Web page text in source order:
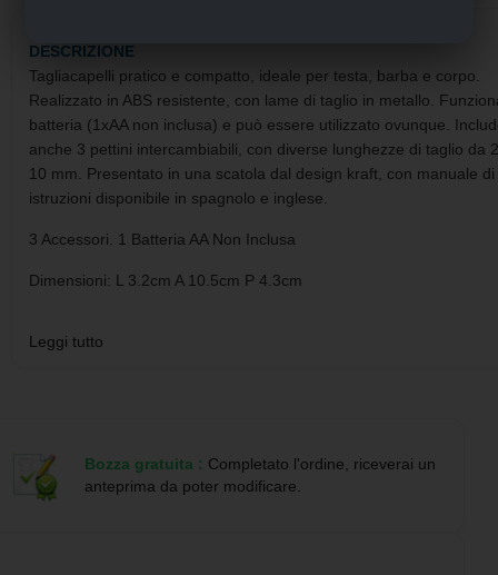
DESCRIZIONE
Tagliacapelli pratico e compatto, ideale per testa, barba e corpo.
Realizzato in ABS resistente, con lame di taglio in metallo.
batteria (1xAA non inclusa) e può essere utilizzato ovunque.
anche 3 pettini intercambiabili, con diverse lunghezze di taglio da
10 mm. Presentato in una scatola dal design kraft, con manuale di
istruzioni disponibile in spagnolo e inglese.
3 Accessori. 1 Batteria AA Non Inclusa
Dimensioni: L 3.2cm A 10.5cm P 4.3cm
https://etools.boxpromotions.com/videos/21024/360/output/
Leggi tutto
Bozza gratuita : Completato l'ordine, riceverai un
anteprima da poter modificare.